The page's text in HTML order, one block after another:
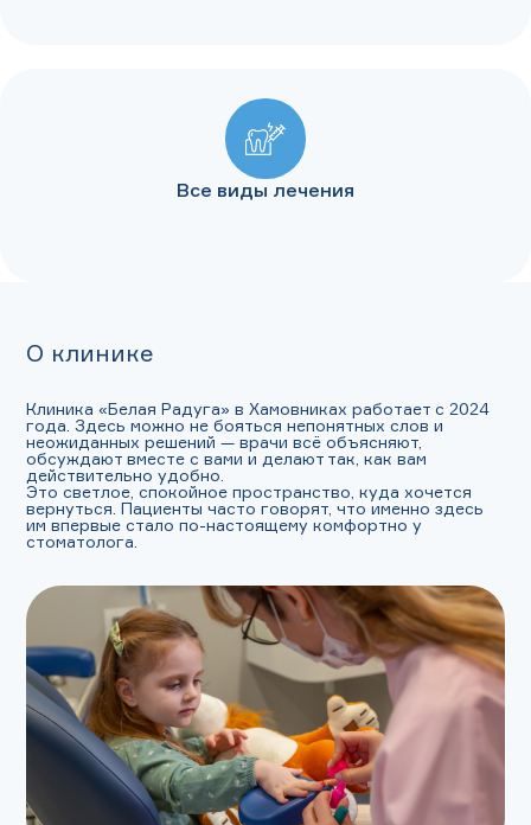
Все виды лечения
О клинике
Клиника «Белая Радуга» в Хамовниках работает с 2024
года. Здесь можно не бояться непонятных слов и
неожиданных решений — врачи всё объясняют,
обсуждают вместе с вами и делают так, как вам
действительно удобно.
Это светлое, спокойное пространство, куда хочется
вернуться. Пациенты часто говорят, что именно здесь
им впервые стало по-настоящему комфортно у
стоматолога.